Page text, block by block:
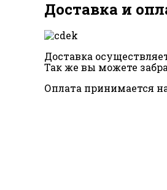
Доставка и
Доставка
Так же вы можете
Оплата принимается